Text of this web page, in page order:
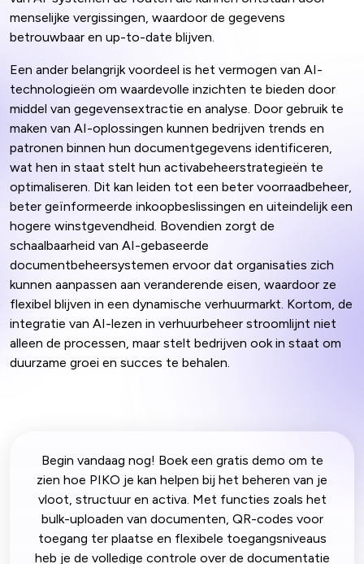
menselijke vergissingen, waardoor de gegevens
betrouwbaar en up-to-date blijven.
Een ander belangrijk voordeel is het vermogen van AI-
technologieën om waardevolle inzichten te bieden door
middel van gegevensextractie en analyse. Door gebruik te
maken van AI-oplossingen kunnen bedrijven trends en
patronen binnen hun documentgegevens identificeren,
wat hen in staat stelt hun activabeheerstrategieën te
optimaliseren. Dit kan leiden tot een beter voorraadbeheer,
beter geïnformeerde inkoopbeslissingen en uiteindelijk een
hogere winstgevendheid. Bovendien zorgt de
schaalbaarheid van AI-gebaseerde
documentbeheersystemen ervoor dat organisaties zich
kunnen aanpassen aan veranderende eisen, waardoor ze
flexibel blijven in een dynamische verhuurmarkt. Kortom, de
integratie van AI-lezen in verhuurbeheer stroomlijnt niet
alleen de processen, maar stelt bedrijven ook in staat om
duurzame groei en succes te behalen.
Begin vandaag nog! Boek een gratis demo om te
zien hoe PIKO je kan helpen bij het beheren van je
vloot, structuur en activa. Met functies zoals het
bulk-uploaden van documenten, QR-codes voor
toegang ter plaatse en flexibele toegangsniveaus
heb je de volledige controle over de documentatie